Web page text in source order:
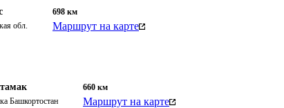
обл.
698 км
Маршрут на карте
Башкортостан
660 км
Маршрут на карте